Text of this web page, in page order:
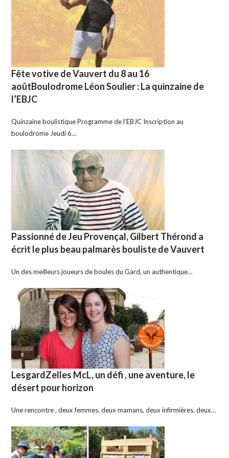
Fête votive de Vauvert du 8 au 16
aoûtBoulodrome Léon Soulier : La quinzaine de
l’EBJC
Quinzaine boulistique Programme de l’EBJC Inscription au
boulodrome Jeudi 6…
Passionné de Jeu Provençal, Gilbert Thérond a
écrit le plus beau palmarès bouliste de Vauvert
Un des meilleurs joueurs de boules du Gard, un authentique…
LesgardZelles McL, un défi , une aventure, le
désert pour horizon
Une rencontre , deux femmes, deux mamans, deux infirmières, deux…